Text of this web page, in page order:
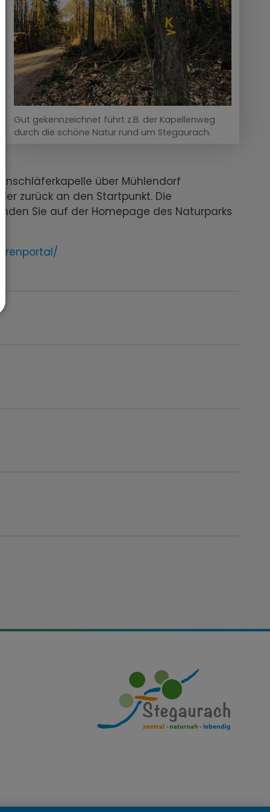
Gut gekennzeichnet führt z.B. der Kapellenweg
durch die schöne Natur rund um Stegaurach.
über Mühlendorf
zurück an den Startpunkt. Die
Sie auf der Homepage des Naturparks